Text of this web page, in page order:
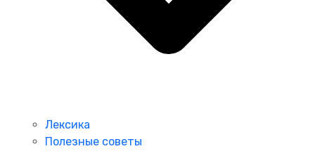
Лексика
Полезные советы